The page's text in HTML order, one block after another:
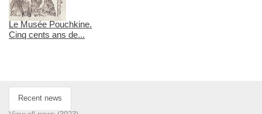
Le Musée Pouchkine.
Cinq cents ans de...
Recent news